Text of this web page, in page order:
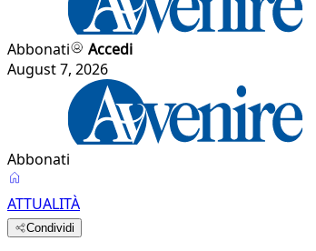
Abbonati
Accedi
August 7, 2026
Abbonati
ATTUALITÀ
Condividi